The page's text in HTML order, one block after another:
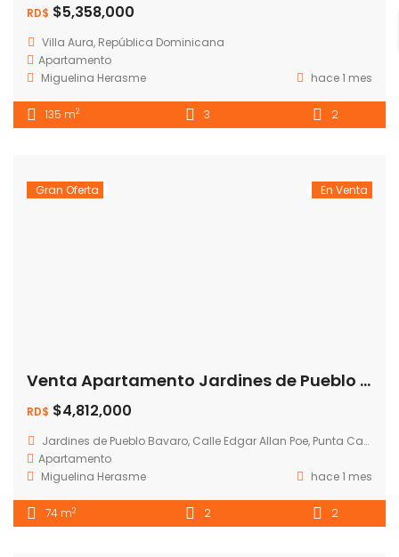
RD$ $5,358,000
Villa Aura, República Dominicana
Apartamento
Miguelina Herasme
hace 1 mes
135 m2 3 2
Gran Oferta En Venta
Venta Apartamento Jardines de Pueblo Bavaro II
RD$ $4,812,000
Jardines de Pueblo Bavaro, Calle Edgar Allan Poe, Punta Cana, República Dominicana
Apartamento
Miguelina Herasme
hace 1 mes
74 m2 2 2